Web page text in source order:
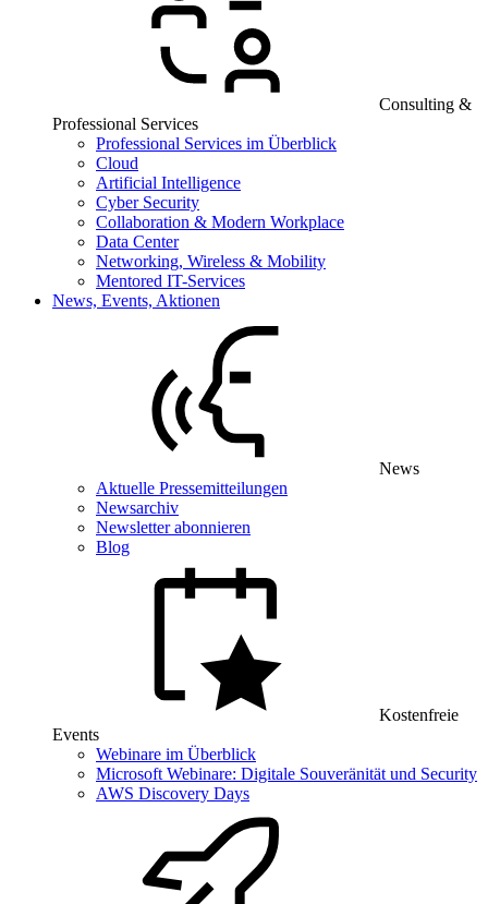
Consulting &
Professional Services
Professional Services im Überblick
Cloud
Artificial Intelligence
Cyber Security
Collaboration & Modern Workplace
Data Center
Networking, Wireless & Mobility
Mentored IT-Services
News, Events, Aktionen
News
Aktuelle Pressemitteilungen
Newsarchiv
Newsletter abonnieren
Blog
Kostenfreie
Events
Webinare im Überblick
Microsoft Webinare: Digitale Souveränität und Security
AWS Discovery Days